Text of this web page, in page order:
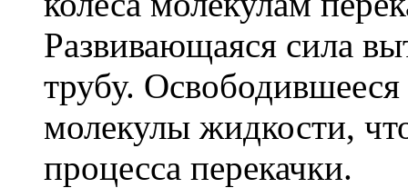
Развивающаяся сила
трубу.
молекулы жидкости,
процесса перекачки.